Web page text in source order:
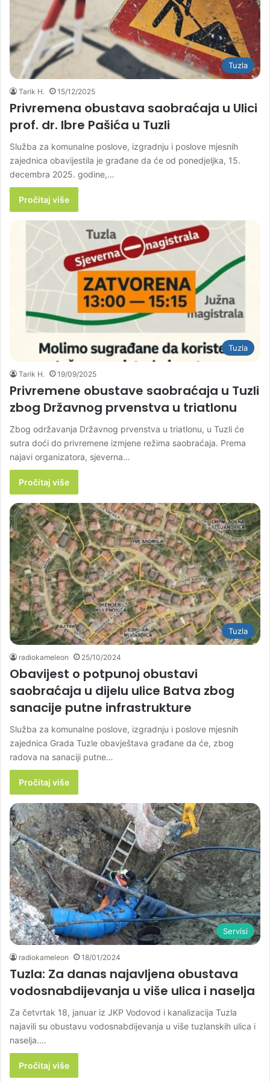
Tuzla
Tarik H. 15/12/2025
Privremena obustava saobraćaja u Ulici
prof. dr. Ibre Pašića u Tuzli
Služba za komunalne poslove, izgradnju i poslove mjesnih
zajednica obavijestila je građane da će od ponedjeljka, 15.
decembra 2025. godine,…
Pročitaj više
Tuzla
Tarik H. 19/09/2025
Privremene obustave saobraćaja u Tuzli
zbog Državnog prvenstva u triatlonu
Zbog održavanja Državnog prvenstva u triatlonu, u Tuzli će
sutra doći do privremene izmjene režima saobraćaja. Prema
najavi organizatora, sjeverna…
Pročitaj više
Tuzla
radiokameleon 25/10/2024
Obavijest o potpunoj obustavi
saobraćaja u dijelu ulice Batva zbog
sanacije putne infrastrukture
Služba za komunalne poslove, izgradnju i poslove mjesnih
zajednica Grada Tuzle obavještava građane da će, zbog
radova na sanaciji putne…
Pročitaj više
Servisi
radiokameleon 18/01/2024
Tuzla: Za danas najavljena obustava
vodosnabdijevanja u više ulica i naselja
Za četvrtak 18, januar iz JKP Vodovod i kanalizacija Tuzla
najavili su obustavu vodosnabdijevanja u više tuzlanskih ulica i
naselja.…
Pročitaj više